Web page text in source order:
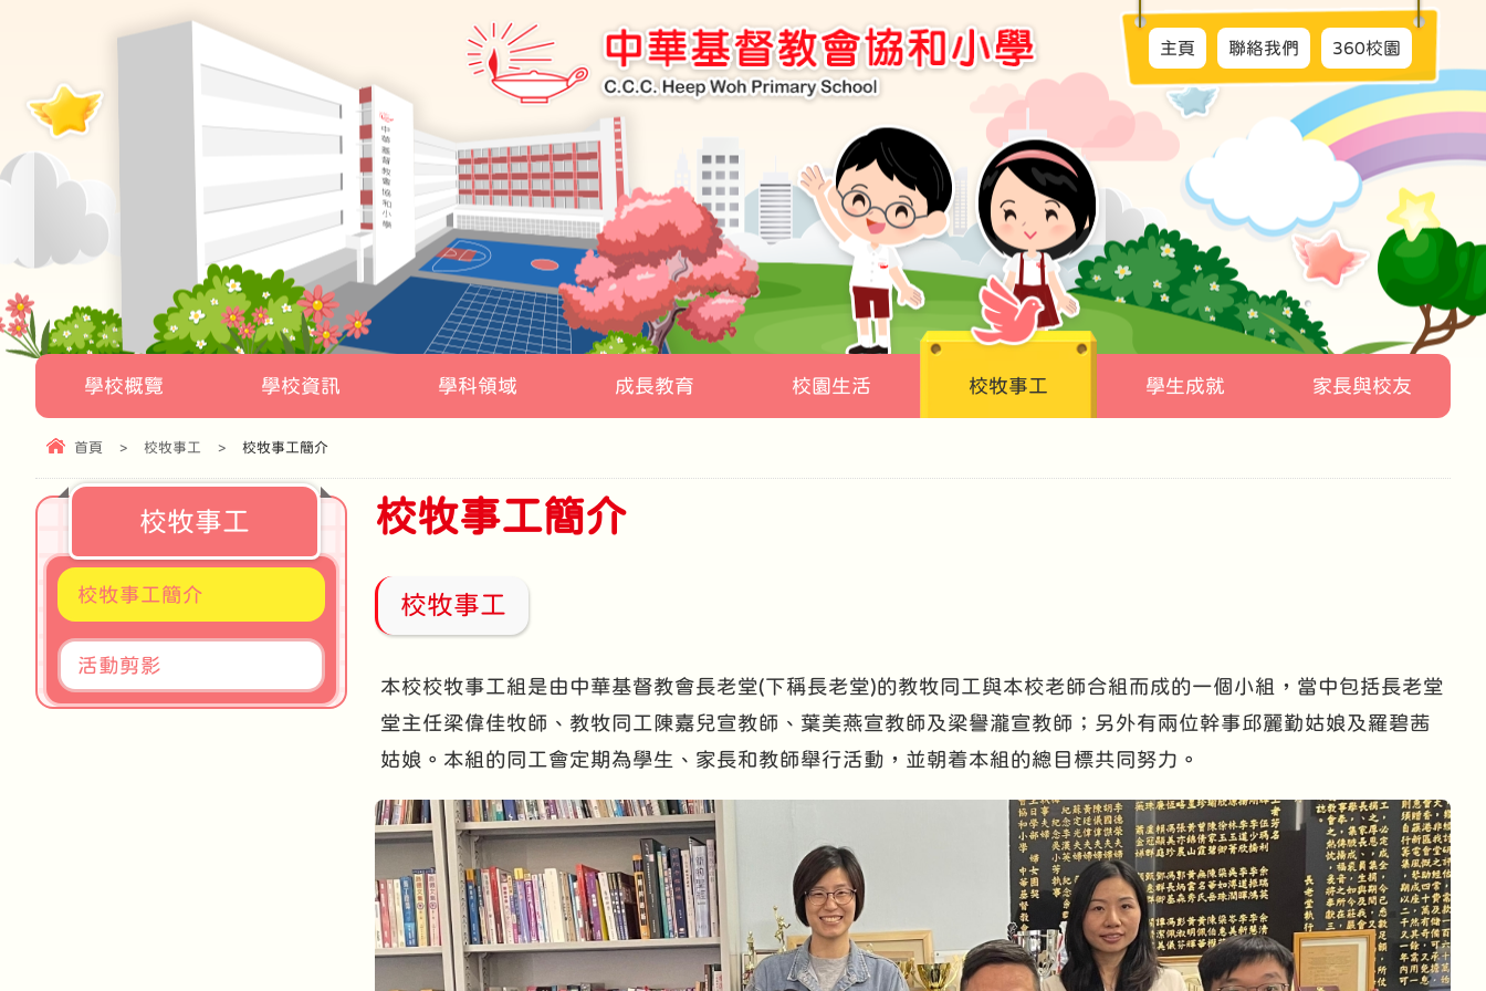
主頁 聯絡我們 360校園
學校概覽 學校資訊 學科領域 成長教育 校園生活 校牧事工 學生成就 家長與校友
首頁 > 校牧事工 > 校牧事工簡介
校牧事工簡介
校牧事工
本校校牧事工組是由中華基督教會長老堂(下稱長老堂)的教牧同工與本校老師合組而成的一個小組，當中包括長老堂
堂主任梁偉佳牧師、教牧同工陳嘉兒宣教師、葉美燕宣教師及梁譽瀧宣教師；另外有兩位幹事邱麗勤姑娘及羅碧茜
姑娘。本組的同工會定期為學生、家長和教師舉行活動，並朝着本組的總目標共同努力。
校牧事工
校牧事工簡介
活動剪影